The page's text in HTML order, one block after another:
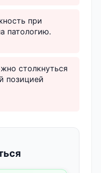
при
патологию.
столкнуться
позицией